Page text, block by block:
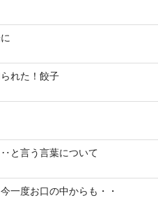
られた！餃子
と言う言葉について
一度お口の中からも・・